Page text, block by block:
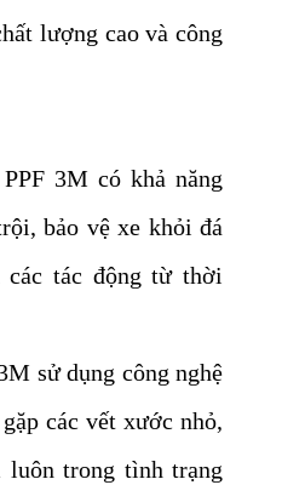
lượng cao và công
3M có khả năng
bảo vệ xe khỏi đá
các tác động từ thời
sử dụng công nghệ
các vết xước nhỏ,
trong tình trạng